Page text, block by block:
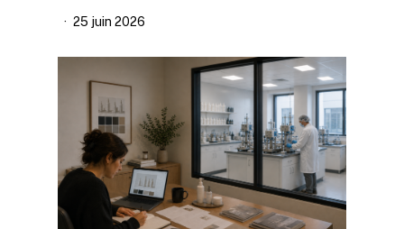
25 juin 2026